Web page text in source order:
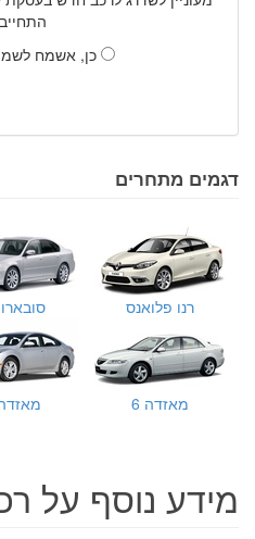
כן, אשמח
דגמים מתחרים
רנו פלואנס סובארו B4
מאזדה 6 מאזדה
מידע נוסף על